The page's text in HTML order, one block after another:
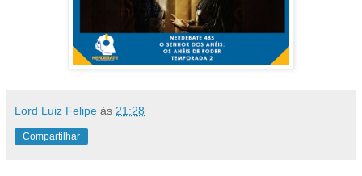
Lord Luiz Felipe às 21:28
Compartilhar